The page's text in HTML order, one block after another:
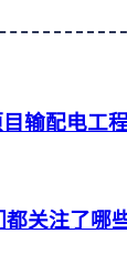
输配电工
关注了哪